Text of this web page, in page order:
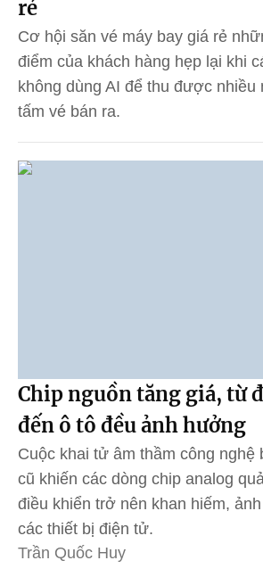
rẻ
Cơ hội săn vé máy bay giá rẻ
điểm của khách hàng hẹp lại khi
không dùng AI để thu được nhiều
tấm vé bán ra.
Chip nguồn tăng giá, từ
đến ô tô đều ảnh hưởng
Cuộc khai tử âm thầm công nghệ
cũ khiến các dòng chip analog
điều khiển trở nên khan hiếm,
các thiết bị điện tử.
Trần Quốc Huy